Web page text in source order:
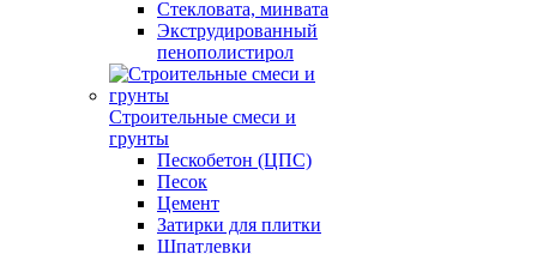
Стекловата, минвата
Экструдированный
пенополистирол
Строительные смеси и
грунты
Пескобетон (ЦПС)
Песок
Цемент
Затирки для плитки
Шпатлевки